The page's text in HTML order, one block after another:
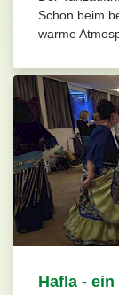
Schon beim
warme
Hafla -